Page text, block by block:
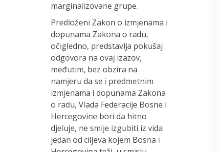
marginalizovane grupe.
Predloženi Zakon o izmjenama i
dopunama Zakona o radu,
očigledno, predstavlja pokušaj
odgovora na ovaj izazov,
međutim, bez obzira na
namjeru da se i predmetnim
izmjenama i dopunama Zakona
o radu, Vlada Federacije Bosne i
Hercegovine bori da hitno
djeluje, ne smije izgubiti iz vida
jedan od ciljeva kojem Bosna i